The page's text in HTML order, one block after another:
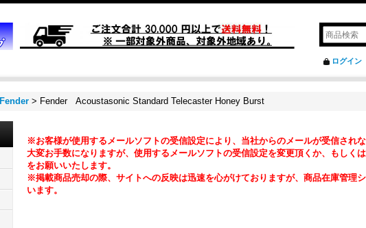
ログイン
Fender > Fender Acoustasonic Standard Telecaster Honey Burst
※お客様が使用するメールソフトの受信設定により、当社からのメールが受信されな
大変お手数になりますが、使用するメールソフトの受信設定を変更頂くか、もしく
をお願いいたします。
※掲載商品売却の際、サイトへの反映は迅速を心がけておりますが、商品在庫管理
います。